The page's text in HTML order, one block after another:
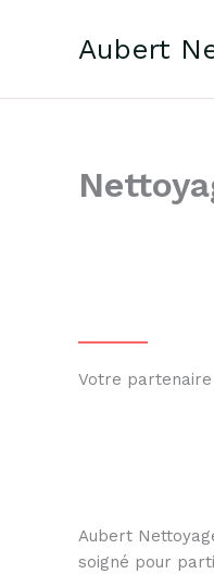
Aubert
Votre
Aubert
soigné pour